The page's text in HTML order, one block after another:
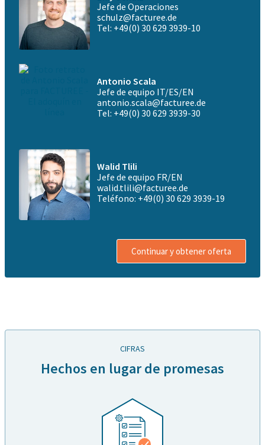
Jefe de Operaciones
schulz@facturee.de
Tel: +49(0) 30 629 3939-10
Antonio Scala
Jefe de equipo IT/ES/EN
antonio.scala@facturee.de
Tel: +49(0) 30 629 3939-30
Walid Tlili
Jefe de equipo FR/EN
walid.tlili@facturee.de
Teléfono: +49(0) 30 629 3939-19
Continuar y obtener oferta
CIFRAS
Hechos en lugar de promesas